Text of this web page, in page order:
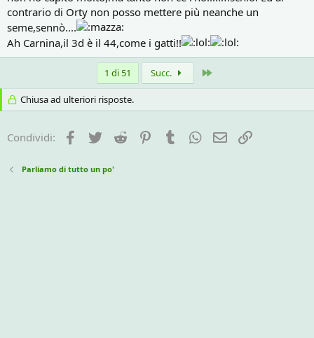
contrario di Orty non posso mettere più neanche un
seme,sennò....
Ah Carnina,il 3d è il 44,come i gatti!!
1 di 51 Succ.
Chiusa ad ulteriori risposte.
Condividi: Facebook
Twitter Reddit PinterestTumblrWhatsApp
e-mail
Parliamo di tutto un po'